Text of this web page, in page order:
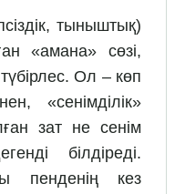
тыныштық)
«амана» сөзі,
Ол – көп
«сенімділік»
зат не сенім
білдіреді.
пенденің кез